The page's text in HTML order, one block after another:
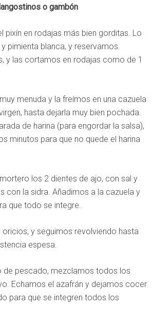
langostinos o gambón
pixín en rodajas más bien gorditas. Lo
pimienta blanca, y reservamos.
y las cortamos en rodajas como de 1
menuda y la freímos en una cazuela
hasta dejarla muy bien pochada.
de harina (para engordar la salsa),
minutos para que no quede el harina
los 2 dientes de ajo, con sal y
con la sidra. Añadimos a la cazuela y
que todo se integre.
y seguimos revolviendo hasta
espesa.
de pescado, mezclamos todos los
Echamos el azafrán y dejamos cocer
para que se integren todos los